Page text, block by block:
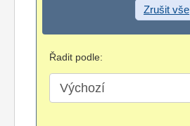
Zrušit vše
Řadit podle: